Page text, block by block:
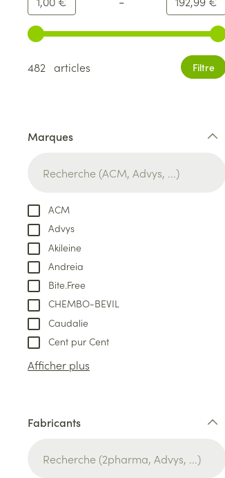
Utilisez les touches fléchées gauche
482 articles
Filtre
Marques
ACM
Advys
Akileine
Andreia
Bite.Free
CHEMBO-BEVIL
Caudalie
Cent pur Cent
Afficher plus
Fabricants